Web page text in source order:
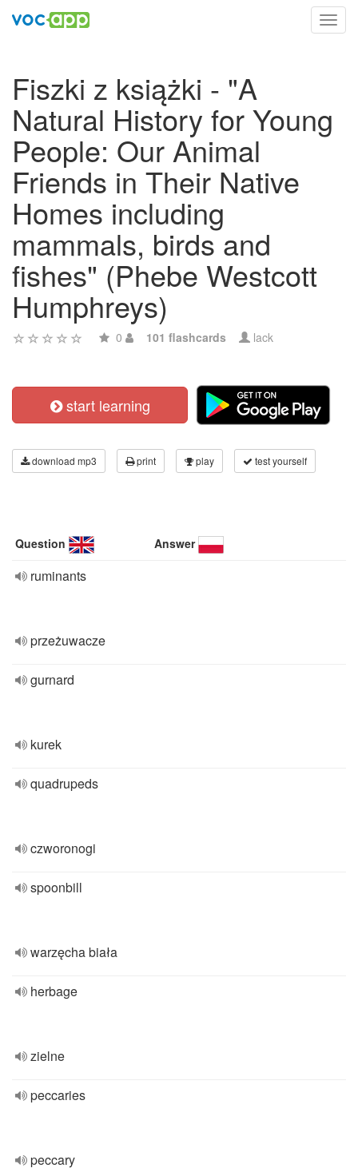
Fiszki z książki - "A
Natural History for Young
People: Our Animal
Friends in Their Native
Homes including
mammals, birds and
fishes" (Phebe Westcott
Humphreys)
0 101 flashcards lack
start learning
download mp3 print play test yourself
Question Answer
ruminants
przeżuwacze
gurnard
kurek
quadrupeds
czworonogi
spoonbill
warzęcha biała
herbage
zielne
peccaries
peccary